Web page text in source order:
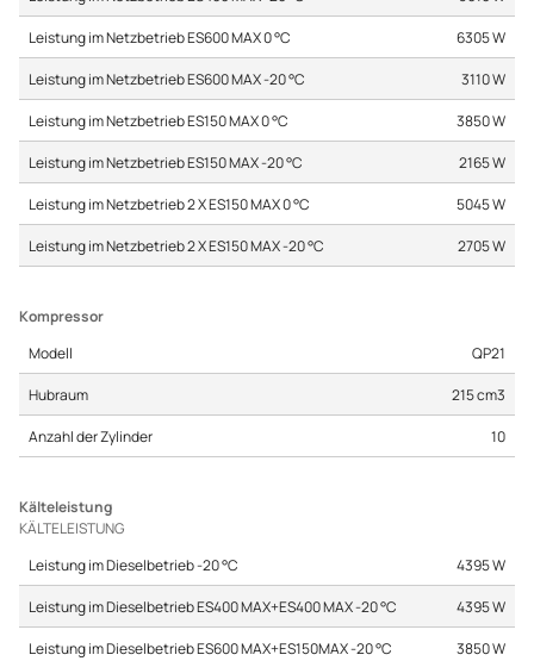
Leistung im Netzbetrieb ES600 MAX 0 °C 6305 W
Leistung im Netzbetrieb ES600 MAX -20 °C 3110 W
Leistung im Netzbetrieb ES150 MAX 0 °C 3850 W
Leistung im Netzbetrieb ES150 MAX -20 °C 2165 W
Leistung im Netzbetrieb 2 X ES150 MAX 0 °C 5045 W
Leistung im Netzbetrieb 2 X ES150 MAX -20 °C 2705 W
Kompressor
Modell QP21
Hubraum 215 cm3
Anzahl der Zylinder 10
Kälteleistung
KÄLTELEISTUNG
Leistung im Dieselbetrieb -20 °C
4395 W
Leistung im Dieselbetrieb ES400 MAX+ES400 MAX -20 °C 4395 W
Leistung im Dieselbetrieb ES600 MAX+ES150MAX -20 °C 3850 W